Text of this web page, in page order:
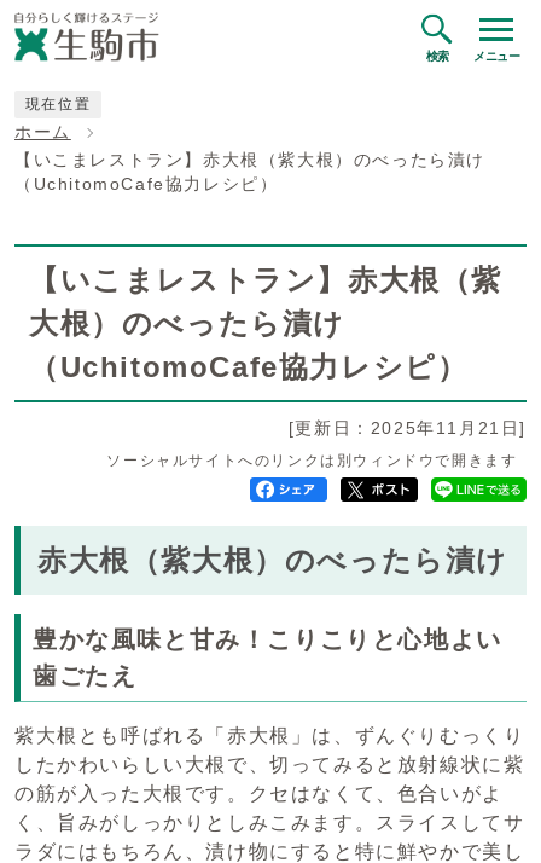
検索 メニュー
現在位置
ホーム
【いこまレストラン】赤大根（紫大根）のべったら漬け
（UchitomoCafe協力レシピ）
【いこまレストラン】赤大根（紫
大根）のべったら漬け
（UchitomoCafe協力レシピ）
[更新日：2025年11月21日]
ソーシャルサイトへのリンクは別ウィンドウで開きます
赤大根（紫大根）のべったら漬け
豊かな風味と甘み！こりこりと心地よい
歯ごたえ
紫大根とも呼ばれる「赤大根」は、ずんぐりむっくり
したかわいらしい大根で、切ってみると放射線状に紫
の筋が入った大根です。クセはなくて、色合いがよ
く、旨みがしっかりとしみこみます。スライスしてサ
ラダにはもちろん、漬け物にすると特に鮮やかで美し